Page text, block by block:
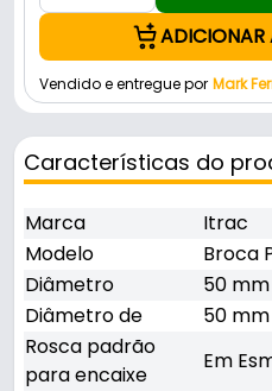
ADICIONAR
Vendido e entregue por Mark
Características do
Marca
Itrac
Modelo
Broca
Diâmetro
50 mm
Diâmetro de
50 mm
Rosca padrão
para encaixe
Em